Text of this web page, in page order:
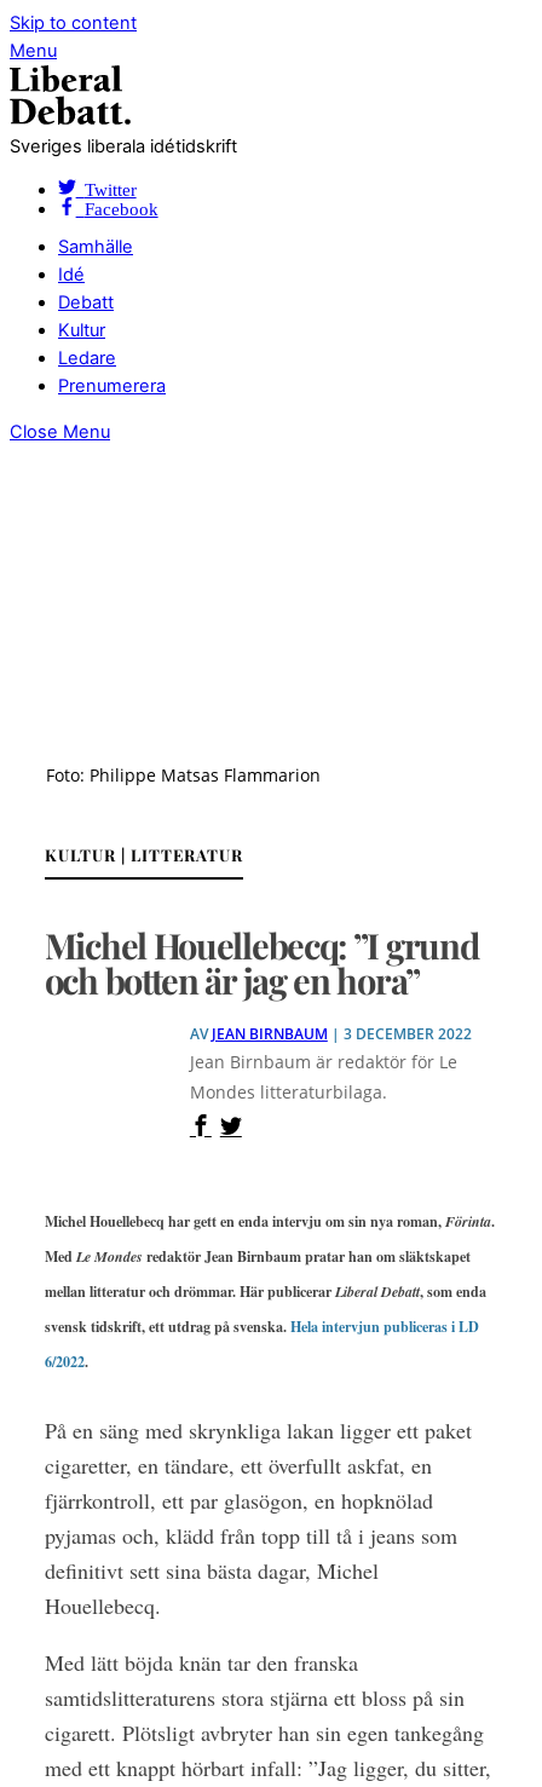
Skip to content
Menu
Sveriges liberala idétidskrift
Twitter
Facebook
Samhälle
Idé
Debatt
Kultur
Ledare
Prenumerera
Close Menu
Foto: Philippe Matsas Flammarion
KULTUR | LITTERATUR
Michel Houellebecq: ”I grund
och botten är jag en hora”
AVJEAN BIRNBAUM | 3 DECEMBER 2022
Jean Birnbaum är redaktör för Le
Mondes litteraturbilaga.
Michel Houellebecq har gett en enda intervju om sin nya roman,Förinta.
MedLe Mondes redaktör Jean Birnbaum pratar han om släktskapet
mellan litteratur och drömmar. Här publicerarLiberal Debatt, som enda
svensk tidskrift, ett utdrag på svenska.Hela intervjun publiceras i LD
6/2022.
På en säng med skrynkliga lakan ligger ett paket
cigaretter, en tändare, ett överfullt askfat, en
fjärrkontroll, ett par glasögon, en hopknölad
pyjamas och, klädd från topp till tå i jeans som
definitivt sett sina bästa dagar, Michel
Houellebecq.
Med lätt böjda knän tar den franska
samtidslitteraturens stora stjärna ett bloss på sin
cigarett. Plötsligt avbryter han sin egen tankegång
med ett knappt hörbart infall: ”Jag ligger, du sitter,